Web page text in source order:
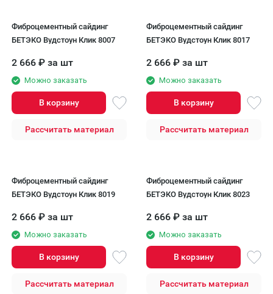
Фиброцементный сайдинг
БЕТЭКО Вудстоун Клик 8007
2 666 ₽ за шт
Можно заказать
В корзину
Рассчитать материал
Фиброцементный сайдинг
БЕТЭКО Вудстоун Клик 8017
2 666 ₽ за шт
Можно заказать
В корзину
Рассчитать материал
Фиброцементный сайдинг
БЕТЭКО Вудстоун Клик 8019
2 666 ₽ за шт
Можно заказать
В корзину
Рассчитать материал
Фиброцементный сайдинг
БЕТЭКО Вудстоун Клик 8023
2 666 ₽ за шт
Можно заказать
В корзину
Рассчитать материал